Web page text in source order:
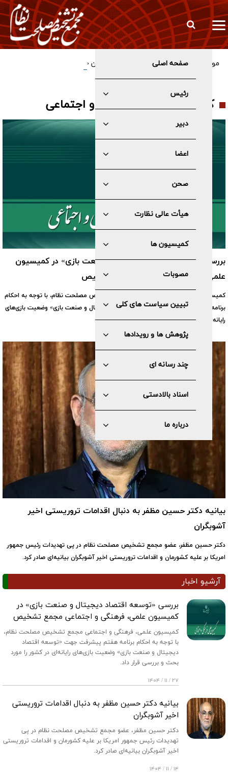
صفحه اصلی
رئیس
دبیر
اعضا
صحن
هیأت عالی نظارت
کمیسیون ها
مصوبات
تبیین سیاست های کلی
پژوهش ها و رویدادها
چند رسانه ای
اسناد بالادستی
درباره ما
موافقت کمیسیون سیاسی مجمع با تدوین «ایده اولیه برای سیاست
های کلی احزاب و تشکل های سیاسی»
کمیسیون علمی، فرهنگی و اجتماعی
بررسی «توسعه اقتصاد دیجیتال و صنعت بازی» در کمیسیون
علمی، فرهنگی و اجتماعی مجمع تشخیص
کمیسیون علمی، فرهنگی و اجتماعی مجمع تشخیص مصلحت نظام، با توجه به احکام
برنامه هفتم پیشرفت جهت «توسعه اقتصاد دیجیتال و صنعت بازی» وضعیت بازی‌های
رایانه‌ای در کشور را مورد بحث و بررسی قرار داد.
بیانیه دکتر حسین مظفر به دنبال اقدامات تروریستی اخیر
آشوبگران
دکتر حسین مظفر، عضو مجمع تشخیص مصلحت نظام در پی تهدیدات رئیس جمهور
امریکا بر علیه کشورمان و اقدامات تروریستی اخیر آشوبگران بیانیه‌ای صادر کرد.
آرشیو اخبار
بررسی «توسعه اقتصاد دیجیتال و صنعت بازی» در
کمیسیون علمی، فرهنگی و اجتماعی مجمع تشخیص
کمیسیون علمی، فرهنگی و اجتماعی مجمع تشخیص مصلحت نظام،
با توجه به احکام برنامه هفتم پیشرفت جهت «توسعه اقتصاد
دیجیتال و صنعت بازی» وضعیت بازی‌های رایانه‌ای در کشور را مورد
بحث و بررسی قرار داد.
۲۷ / ۱۱ / ۱۴۰۴
بیانیه دکتر حسین مظفر به دنبال اقدامات تروریستی
اخیر آشوبگران
دکتر حسین مظفر، عضو مجمع تشخیص مصلحت نظام در پی
تهدیدات رئیس جمهور امریکا بر علیه کشورمان و اقدامات تروریستی
اخیر آشوبگران بیانیه‌ای صادر کرد.
۱۴ / ۱۱ / ۱۴۰۴